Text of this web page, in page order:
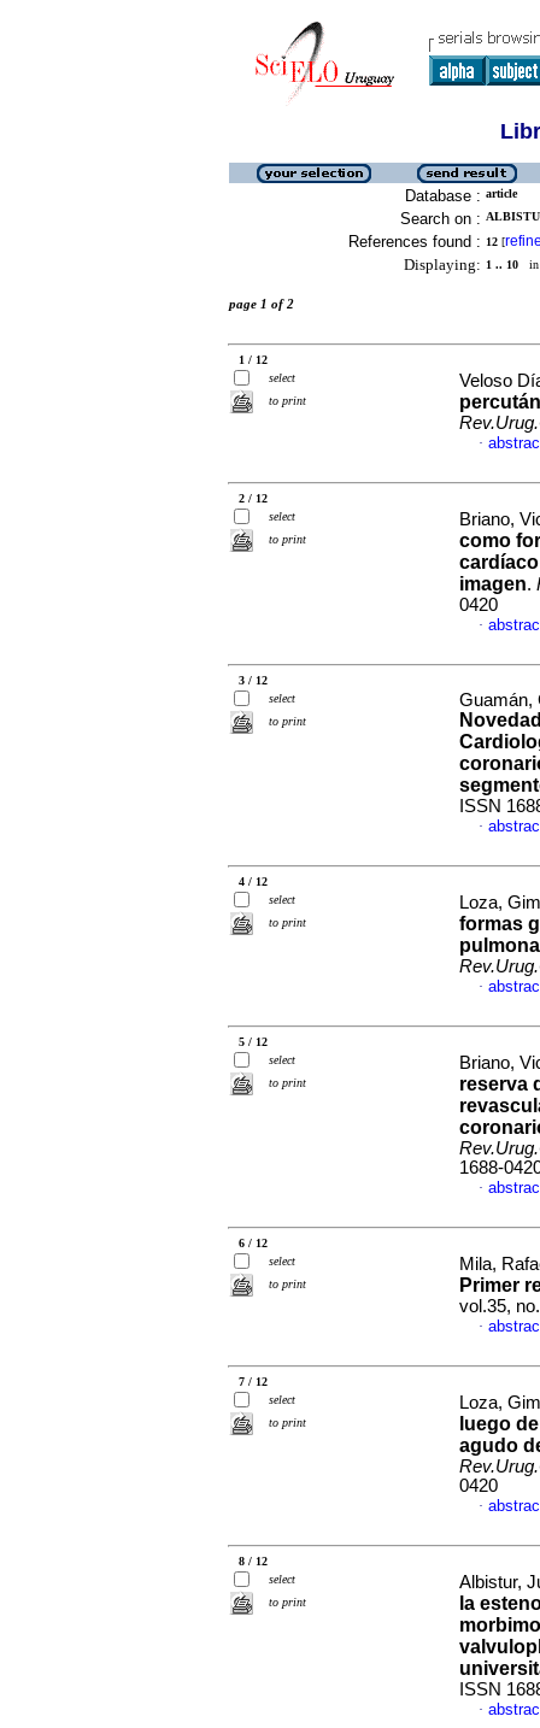
Database : article
Search on :
References found : 12 [
Displaying: 1 .. 10 in
page 1 of 2
1 / 12
select
to print
Veloso
·
2 / 12
select
to print
Briano,
como
imagen.
0420
·
3 / 12
select
to print
Guamán,
ISSN
·
4 / 12
select
to print
Loza,
formas
·
5 / 12
select
to print
Briano,
reserva
1688-
·
6 / 12
select
to print
Mila,
Primer
vol.35,
·
7 / 12
select
to print
Loza,
luego
agudo
0420
·
8 / 12
select
to print
Albistur,
la
ISSN
·